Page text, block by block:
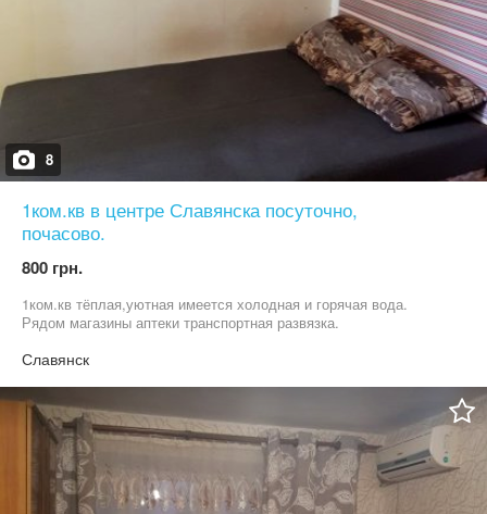
8
1ком.кв в центре Славянска посуточно,
почасово.
800 грн.
1ком.кв тёплая,уютная имеется холодная и горячая вода.
Рядом магазины аптеки транспортная развязка.
Славянск